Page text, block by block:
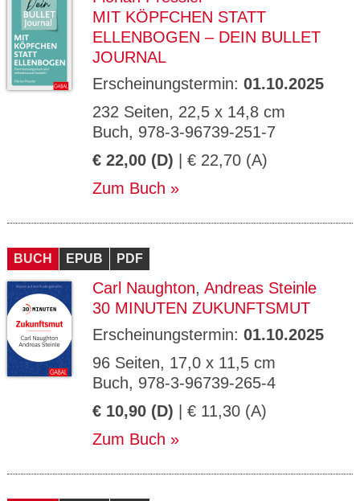
MIT KÖPFCHEN STATT
ELLENBOGEN – DEIN BULLET
JOURNAL
Erscheinungstermin: 01.10.2025
232 Seiten, 22,5 x 14,8 cm
Buch, 978-3-96739-251-7
€ 22,00 (D) | € 22,70 (A)
Zum Buch
BUCH EPUB PDF
Carl Naughton, Andreas Steinle
30 MINUTEN ZUKUNFTSMUT
Erscheinungstermin: 01.10.2025
96 Seiten, 17,0 x 11,5 cm
Buch, 978-3-96739-265-4
€ 10,90 (D) | € 11,30 (A)
Zum Buch